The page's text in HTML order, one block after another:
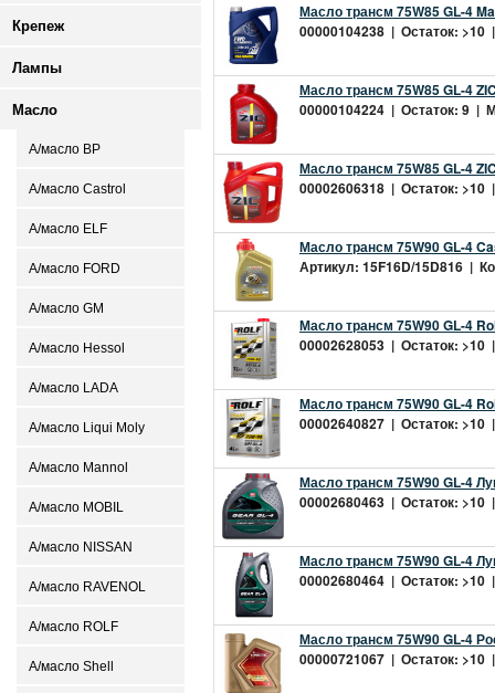
Крепеж
Лампы
Масло
А/масло BP
А/масло Castrol
А/масло ELF
А/масло FORD
А/масло GM
А/масло Hessol
А/масло LADA
А/масло Liqui Moly
А/масло Mannol
А/масло MOBIL
А/масло NISSAN
А/масло RAVENOL
А/масло ROLF
А/масло Shell
Масло трансм 75W85 GL-4
00000104238 | Остаток: >10
Масло трансм 75W85 GL-4
00000104224 | Остаток: 9 |
Масло трансм 75W85 GL-4
00002606318 | Остаток: >10
Масло трансм 75W90 GL-4
Артикул: 15F16D/15D816 |
Масло трансм 75W90 GL-4
00002628053 | Остаток: >10
Масло трансм 75W90 GL-4
00002640827 | Остаток: >10
Масло трансм 75W90 GL-4
00002680463 | Остаток: >10
Масло трансм 75W90 GL-4
00002680464 | Остаток: >10
Масло трансм 75W90 GL-4
00000721067 | Остаток: >10